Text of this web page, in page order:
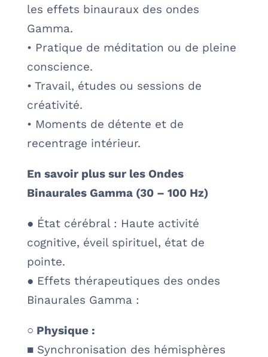
les effets binauraux des ondes
Gamma.
• Pratique de méditation ou de pleine
conscience.
• Travail, études ou sessions de
créativité.
• Moments de détente et de
recentrage intérieur.
En savoir plus sur les Ondes
Binaurales Gamma (30 – 100 Hz)
● État cérébral : Haute activité
cognitive, éveil spirituel, état de
pointe.
● Effets thérapeutiques des ondes
Binaurales Gamma :
○ Physique :
■ Synchronisation des hémisphères